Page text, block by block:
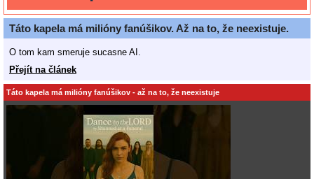
Táto kapela má milióny fanúšikov. Až na to, že neexistuje.
O tom kam smeruje sucasne AI.
Přejít na článek
Táto kapela má milióny fanúšikov - až na to, že neexistuje